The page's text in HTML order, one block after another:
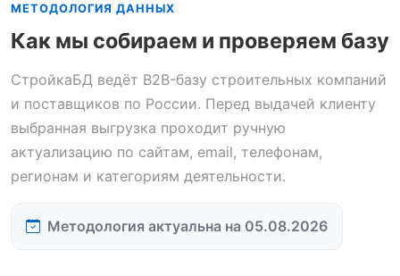
МЕТОДОЛОГИЯ ДАННЫХ
Как мы собираем и проверяем базу
СтройкаБД ведёт B2B-базу строительных компаний
и поставщиков по России. Перед выдачей клиенту
выбранная выгрузка проходит ручную
актуализацию по сайтам, email, телефонам,
регионам и категориям деятельности.
Методология актуальна на 05.08.2026